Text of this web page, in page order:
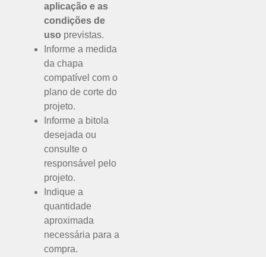
aplicação e as
condições de
uso previstas.
Informe a medida
da chapa
compatível com o
plano de corte do
projeto.
Informe a bitola
desejada ou
consulte o
responsável pelo
projeto.
Indique a
quantidade
aproximada
necessária para a
compra.